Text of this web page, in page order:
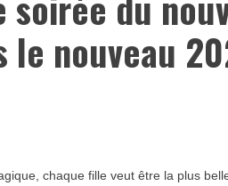
le nouveau
chaque fille veut être la plus